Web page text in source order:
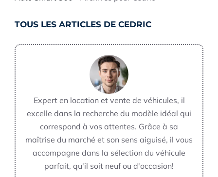
TOUS LES ARTICLES DE CEDRIC
Expert en location et vente de véhicules, il
excelle dans la recherche du modèle idéal qui
correspond à vos attentes. Grâce à sa
maîtrise du marché et son sens aiguisé, il vous
accompagne dans la sélection du véhicule
parfait, qu'il soit neuf ou d'occasion!